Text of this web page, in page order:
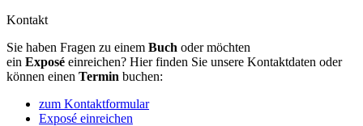
Kontakt
Sie haben Fragen zu einem Buch oder möchten
ein Exposé einreichen? Hier finden Sie unsere Kontaktdaten oder
können einen Termin buchen:
zum Kontaktformular
Exposé einreichen